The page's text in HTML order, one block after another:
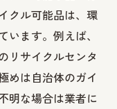
解する手順
のヒント
ジュール管理
クル可能品は、環
ます。例えば、
リサイクルセンタ
めは自治体のガイ
明な場合は業者に